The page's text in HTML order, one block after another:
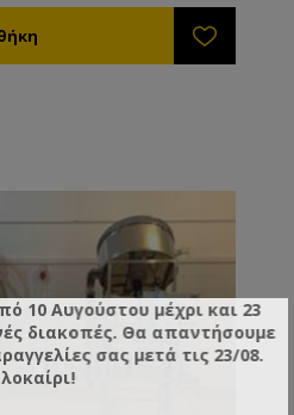
10 Αυγούστου μέχρι και 23
διακοπές. Θα απαντήσουμε
σας μετά τις 23/08.